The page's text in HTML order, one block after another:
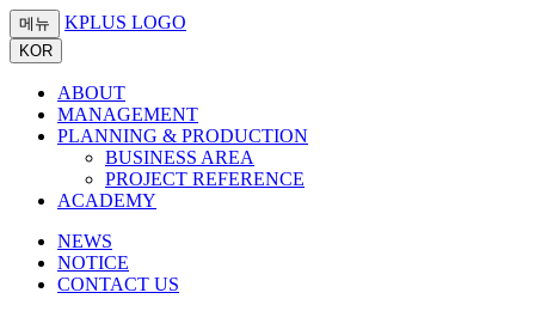
메뉴 KPLUS LOGO
KOR
ABOUT
MANAGEMENT
PLANNING & PRODUCTION
BUSINESS AREA
PROJECT REFERENCE
ACADEMY
NEWS
NOTICE
CONTACT US